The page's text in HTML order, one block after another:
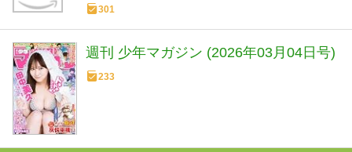
301
週刊 少年マガジン (2026年03月04日号)
233